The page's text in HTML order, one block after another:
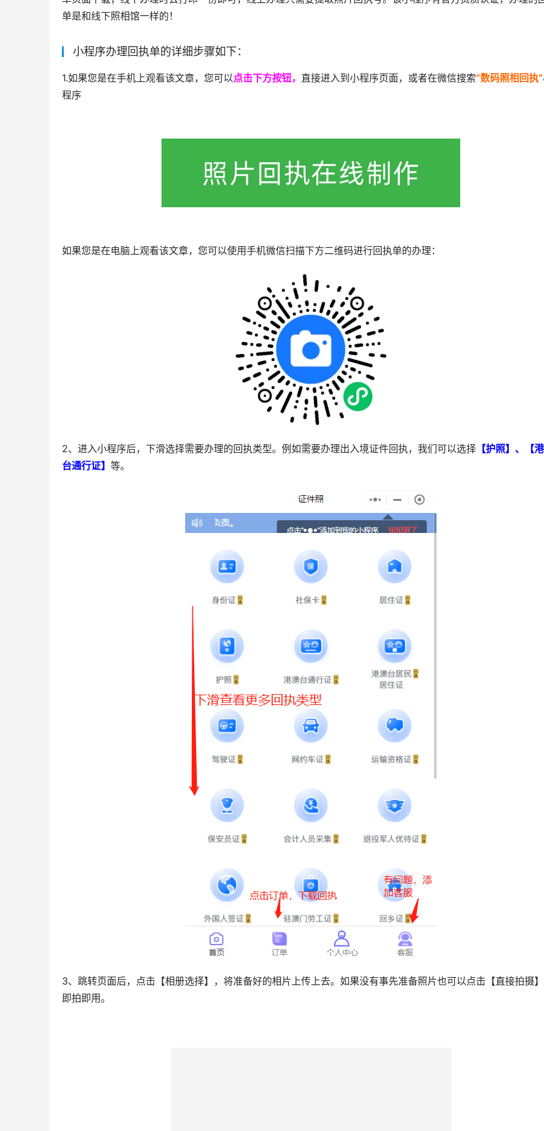
单是和线下照相馆一样的！
小程序办理回执单的详细步骤如下：
1.如果您是在手机上观看该文章，您可以 点击下方按钮， 直接进入到小程序页面，或者在微信搜索”数码照相回执“
程序
如果您是在电脑上观看该文章，您可以使用手机微信扫描下方二维码进行回执单的办理：
2、进入小程序后，下滑选择需要办理的回执类型。例如需要办理出入境证件回执，我们可以选择 【护照】、【
台通行证】 等。
3、跳转页面后，点击【相册选择】，将准备好的相片上传上去。如果没有事先准备照片也可以点击【直接拍摄
即拍即用。